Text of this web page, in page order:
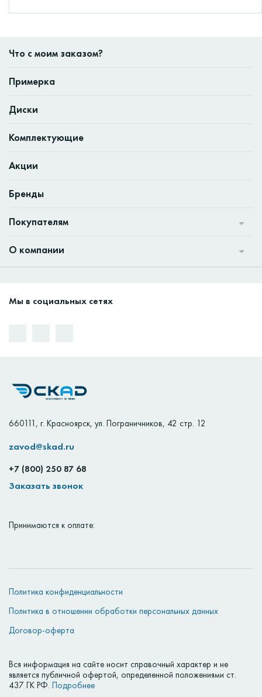
660111 , г. Красноярск, ул. Пограничников, 42 стр. 12
zavod@skad.ru
+7 (800) 250 87 68
Заказать звонок
Что с моим заказом?
Примерка
Диски
Комплектующие
Акции
Бренды
Покупателям
О компании
Мы в социальных сетях
Принимаются к оплате:
Политика конфиденциальности
Политика в отношении обработки персональных данных
Договор-оферта
Вся информация на сайте носит справочный характер и не
является публичной офертой, определенной положениями ст.
437 ГК РФ. Подробнее